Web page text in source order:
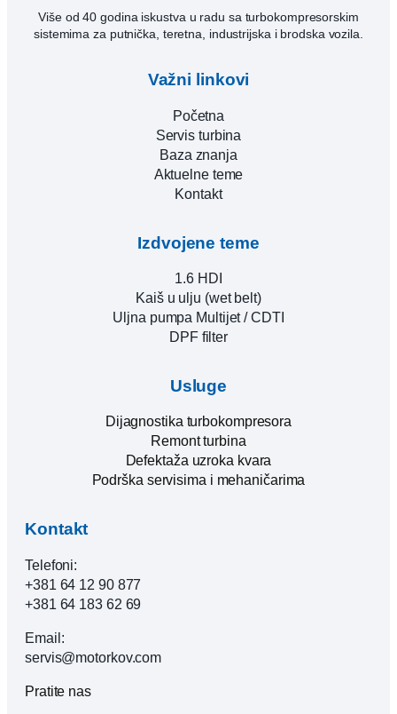
Više od 40 godina iskustva u radu sa turbokompresorskim
sistemima za putnička, teretna, industrijska i brodska vozila.
Važni linkovi
Početna
Servis turbina
Baza znanja
Aktuelne teme
Kontakt
Izdvojene teme
1.6 HDI
Kaiš u ulju (wet belt)
Uljna pumpa Multijet / CDTI
DPF filter
Usluge
Dijagnostika turbokompresora
Remont turbina
Defektaža uzroka kvara
Podrška servisima i mehaničarima
Kontakt
Telefoni:
+381 64 12 90 877
+381 64 183 62 69
Email:
servis@motorkov.com
Pratite nas